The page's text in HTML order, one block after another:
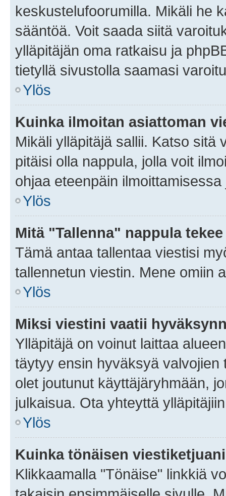
keskustelufoorumilla. Mikäli he
sääntöä. Voit saada siitä
ylläpitäjän oma ratkaisu ja
tietyllä sivustolla saamasi
Ylös
Kuinka ilmoitan asiattoman
Mikäli ylläpitäjä sallii. Katso sitä
pitäisi olla nappula, jolla voit
ohjaa eteenpäin
Ylös
Mitä "Tallenna" nappula
Tämä antaa tallentaa viestisi
tallennetun viestin. Mene omiin
Ylös
Miksi viestini vaatii
Ylläpitäjä on voinut laittaa
täytyy ensin hyväksyä
olet joutunut käyttäjäryhmään,
julkaisua. Ota yhteyttä
Ylös
Kuinka tönäisen
Klikkaamalla "Tönäise" linkkiä